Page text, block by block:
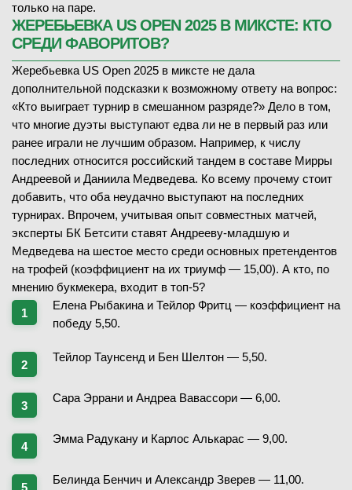
только на паре.
ЖЕРЕБЬЕВКА US OPEN 2025 В МИКСТЕ: КТО
СРЕДИ ФАВОРИТОВ?
Жеребьевка US Open 2025 в миксте не дала
дополнительной подсказки к возможному ответу на вопрос:
«Кто выиграет турнир в смешанном разряде?» Дело в том,
что многие дуэты выступают едва ли не в первый раз или
ранее играли не лучшим образом. Например, к числу
последних относится российский тандем в составе Мирры
Андреевой и Даниила Медведева. Ко всему прочему стоит
добавить, что оба неудачно выступают на последних
турнирах. Впрочем, учитывая опыт совместных матчей,
эксперты БК Бетсити ставят Андрееву-младшую и
Медведева на шестое место среди основных претендентов
на трофей (коэффициент на их триумф — 15,00). А кто, по
мнению букмекера, входит в топ-5?
Елена Рыбакина и Тейлор Фритц — коэффициент на
победу 5,50.
Тейлор Таунсенд и Бен Шелтон — 5,50.
Сара Эррани и Андреа Вавассори — 6,00.
Эмма Радукану и Карлос Алькарас — 9,00.
Белинда Бенчич и Александр Зверев — 11,00.